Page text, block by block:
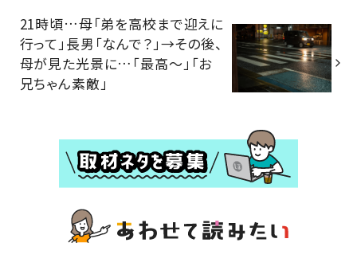
21時頃…母「弟を高校まで迎えに
行って」長男「なんで？」→その後、
母が見た光景に…「最高～」「お
兄ちゃん素敵」